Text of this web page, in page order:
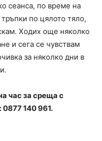
сеанса, по време на
по цялото тяло,
Ходих още няколко
и сега се чувствам
за няколко дни в
час за среща с
140 961.